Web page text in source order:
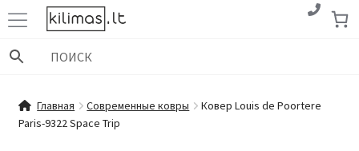
Перейти
навигации
Перейти
содержимому
Главная Современные ковры
Ковер Louis de Poortere
Paris-9322 Space Trip